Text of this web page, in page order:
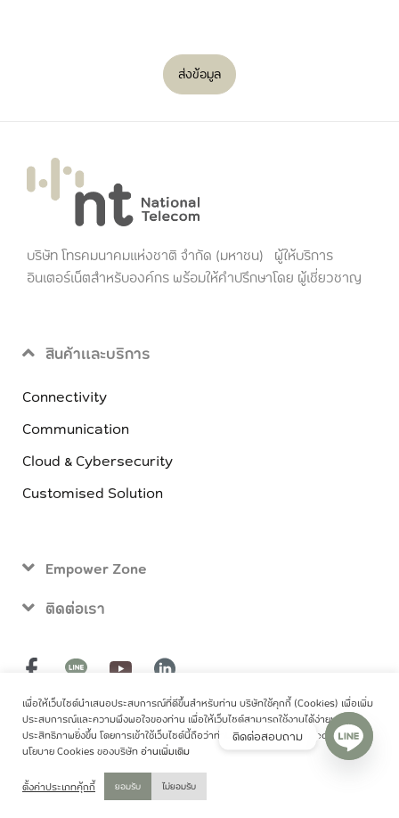
ส่งข้อมูล
บริษัท โทรคมนาคมแห่งชาติ จำกัด (มหาชน) ผู้ให้บริการ
อินเตอร์เน็ตสำหรับองค์กร พร้อมให้คำปรึกษาโดย ผู้เชี่ยวชาญ
สินค้าและบริการ
Connectivity
Communication
Cloud & Cybersecurity
Customised Solution
Empower Zone
ติดต่อเรา
@copyright 2024
เพื่อให้เว็บไซต์นำเสนอประสบการณ์ที่ดีขึ้นสำหรับท่าน บริษัทใช้คุกกี้ (Cookies) เพื่อเพิ่ม
ประสบการณ์และความพึงพอใจของท่าน เพื่อให้เว็บไซต์สามารถใช้งานได้ง่ายและมี
ประสิทธิภาพยิ่งขึ้น โดยการเข้าใช้เว็บไซต์นี้ถือว่าท่านได้อนุญาตให้เราใช้ Cookies ตาม
นโยบาย Cookies ของบริษัทอ่านเพิ่มเติม
ตั้งค่าประเภทคุ้กกี้ ยอมรับ ไม่ยอมรับ ไทย
ติดต่อสอบถาม